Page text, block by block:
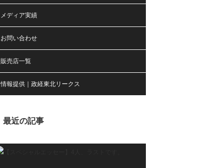
メディア実績
お問い合わせ
販売店一覧
情報提供｜政経東北リークス
最近の記事